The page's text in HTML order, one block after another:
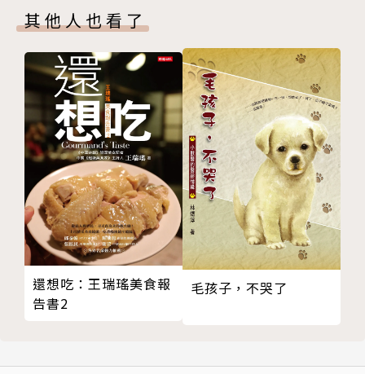
西元二〇〇六年與JUPITER老師共同創辦「AOA國際
占星研究院」（www.aoa.co），透過網路進行占星塔
羅教學工作，其目的在將現代的人文、心理占星觀念帶
入華人世界，以導正似是而非及傳統悲觀宿命的占星看
法，讓更多熱愛占星塔羅的華人，能夠接收到與歐洲同
步的現代占星塔羅資訊。目前旅居倫敦。
著作與譯作
《財經占星全書》、《高階占星技巧：中點技巧、組合
盤、移民占星學》、《人際合盤占星全書》、《心理占
星學全書》、《占星流年》、《占星進階辭典》、《占
星全書》、《塔羅占卜全書》、《變異三王星：天王
星、海王星、冥王星的行運、苦痛、與轉機》。
合盤中的圖形相位
第七章 進階考量
象徵星
守護關係的互動
第八章 實際案例探討
附錄 行星組合主題
太陽圖形相位
月亮圖形相位
水星圖形相位
金星圖形相位
火星圖形相位
木星圖形相位
土星圖形相位
外行星圖形相位
其他人也看了
還想吃：王瑞瑤美食報
告書2
毛孩子，不哭了